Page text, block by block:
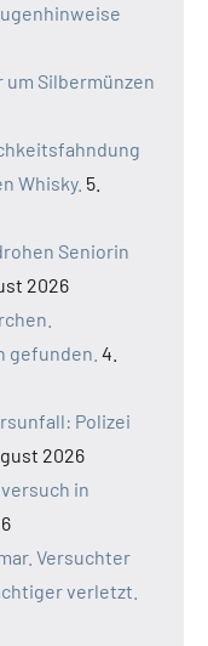
um Silbermünzen
Whisky. 5.
Seniorin
2026
gefunden. 4.
Polizei
2026
in
Versuchter
verletzt.